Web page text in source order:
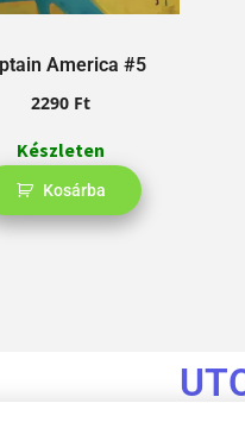
America #5
2290 Ft
Készleten
Kosárba